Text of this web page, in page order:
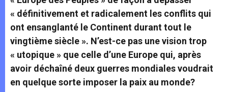
« définitivement et radicalement les conflits qui
ont ensanglanté le Continent durant tout le
vingtième siècle ». N’est-ce pas une vision trop
« utopique » que celle d’une Europe qui, après
avoir déchaîné deux guerres mondiales voudrait
en quelque sorte imposer la paix au monde?